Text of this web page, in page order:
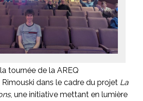
tournée de la AREQ
Rimouski dans le cadre du projet La
, une initiative mettant en lumière